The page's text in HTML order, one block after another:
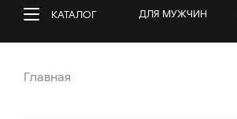
КАТАЛОГ ДЛЯ МУЖЧИН
Главная